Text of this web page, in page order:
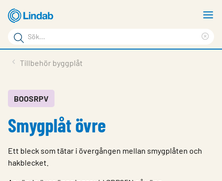
Hoppa
till
huvudinnehållet
Sökord
Sök
på
Service & Support
Hållbarhet
Om Lindab
Kontakt
Tillbehör byggplåt
BOOSRPV
Smygplåt övre
Ett bleck som tätar i övergången mellan smygplåten och
hakblecket.